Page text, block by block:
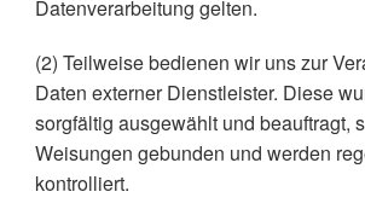
Datenverarbeitung gelten.
(2) Teilweise bedienen wir uns zur
Daten externer Dienstleister. Diese
sorgfältig ausgewählt und beauftragt,
Weisungen gebunden und werden
kontrolliert.